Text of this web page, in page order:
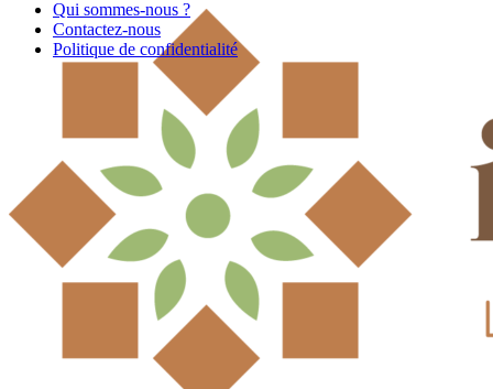
Qui sommes-nous ?
Contactez-nous
Politique de confidentialité